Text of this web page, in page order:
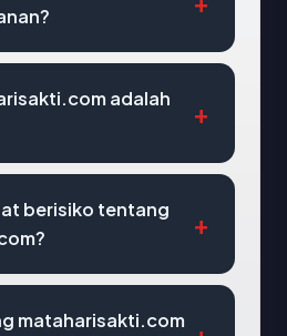
adalah
berisiko tentang
mataharisakti.com